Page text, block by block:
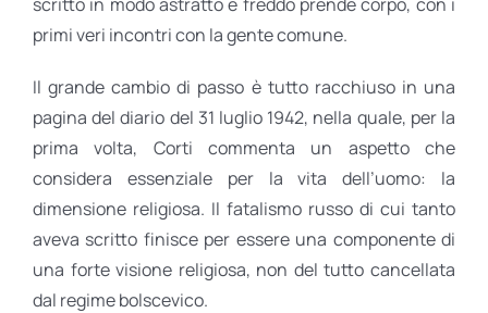
primi veri incontri con la gente comune.
Il grande cambio di passo è tutto racchiuso in una
pagina del diario del 31 luglio 1942, nella quale, per la
prima volta, Corti commenta un aspetto che
considera essenziale per la vita dell’uomo: la
dimensione religiosa. Il fatalismo russo di cui tanto
aveva scritto finisce per essere una componente di
una forte visione religiosa, non del tutto cancellata
dal regime bolscevico.